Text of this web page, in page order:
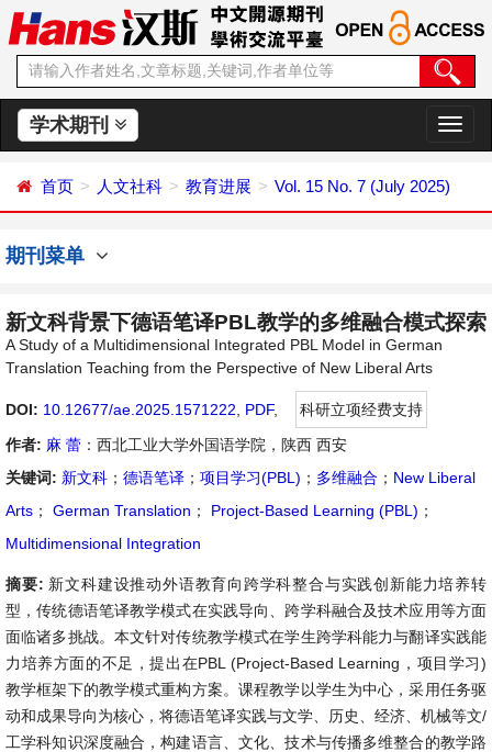
学术期刊
切
换
首页 人文社科 教育进展 Vol. 15 No. 7 (July 2025)
期刊菜单
新文科背景下德语笔译PBL教学的多维融合模式探索
A Study of a Multidimensional Integrated PBL Model in German
Translation Teaching from the Perspective of New Liberal Arts
DOI: 10.12677/ae.2025.1571222 PDF,
科研立项经费支持
作者: 麻 蕾 ：西北工业大学外国语学院，陕西 西安
关键词: 新文科 ； 德语笔译 ； 项目学习(PBL) ； 多维融合 ； New Liberal
Arts ； German Translation ； Project-Based Learning (PBL) ；
Multidimensional Integration
摘要: 新文科建设推动外语教育向跨学科整合与实践创新能力培养转
型，传统德语笔译教学模式在实践导向、跨学科融合及技术应用等方面
面临诸多挑战。本文针对传统教学模式在学生跨学科能力与翻译实践能
力培养方面的不足，提出在PBL (Project-Based Learning，项目学习)
教学框架下的教学模式重构方案。课程教学以学生为中心，采用任务驱
动和成果导向为核心，将德语笔译实践与文学、历史、经济、机械等文/
工学科知识深度融合，构建语言、文化、技术与传播多维整合的教学路